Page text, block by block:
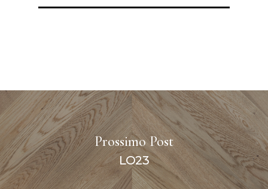
Prossimo Post
LO23